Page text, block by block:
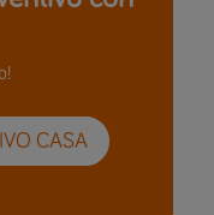
CASA